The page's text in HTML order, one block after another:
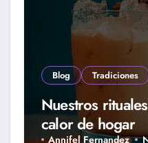
Blog Tradiciones
Nuestros
calor de hogar
Annifel Fernandez